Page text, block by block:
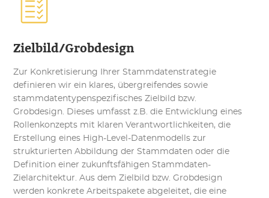
Zielbild/Grobdesign
Zur Konkretisierung Ihrer Stammdatenstrategie
definieren wir ein klares, übergreifendes sowie
stammdatentypenspezifisches Zielbild bzw.
Grobdesign. Dieses umfasst z.B. die Entwicklung eines
Rollenkonzepts mit klaren Verantwortlichkeiten, die
Erstellung eines High-Level-Datenmodells zur
strukturierten Abbildung der Stammdaten oder die
Definition einer zukunftsfähigen Stammdaten-
Zielarchitektur. Aus dem Zielbild bzw. Grobdesign
werden konkrete Arbeitspakete abgeleitet, die eine